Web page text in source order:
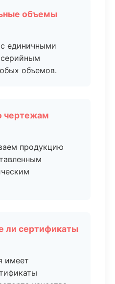
объемы
единичными
объемов.
чертежам
продукцию
ли сертификаты
имеет